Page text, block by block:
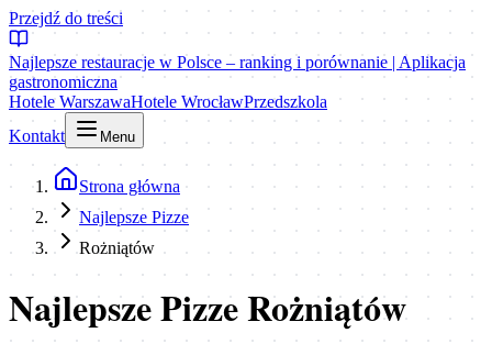
Przejdź do treści
Najlepsze restauracje w Polsce – ranking i porównanie | Aplikacja
gastronomiczna
Hotele WarszawaHotele WrocławPrzedszkola
Kontakt
Menu
Strona główna
Najlepsze Pizze
Rożniątów
Najlepsze Pizze Rożniątów